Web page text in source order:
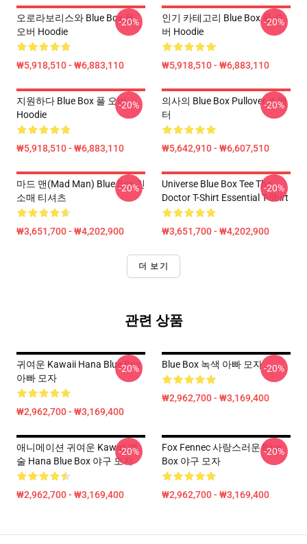
오로라보리스와 Blue Box 풀
오버 Hoodie
₩5,918,510 - ₩6,883,110
-20%
인기 카테고리 Blue Box 풀 오
버 Hoodie
₩5,918,510 - ₩6,883,110
-20%
지원하다 Blue Box 풀 오버
Hoodie
₩5,918,510 - ₩6,883,110
-20%
의사의 Blue Box Pullover 스웨
터
₩5,642,910 - ₩6,607,510
-20%
마드 맨(Mad Man) Blue Box 긴
소매 티셔츠
₩3,651,700 - ₩4,202,900
-20%
Universe Blue Box Tee The
Doctor T-Shirt Essential T-Shirt
₩3,651,700 - ₩4,202,900
-20%
더 보기
관련 상품
귀여운 Kawaii Hana Blue Box
아빠 모자
₩2,962,700 - ₩3,169,400
-20% Blue Box 녹색 아빠 모자
₩2,962,700 - ₩3,169,400
-20%
애니메이션 귀여운 Kawaii 예
술 Hana Blue Box 야구 모자
₩2,962,700 - ₩3,169,400
-20%
Fox Fennec 사랑스러운 Blue
Box 야구 모자
₩2,962,700 - ₩3,169,400
-20%